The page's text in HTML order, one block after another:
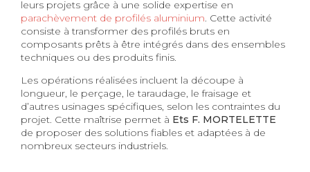
leurs projets grâce à une solide expertise en
parachèvement de profilés aluminium. Cette activité
consiste à transformer des profilés bruts en
composants prêts à être intégrés dans des ensembles
techniques ou des produits finis.
Les opérations réalisées incluent la découpe à
longueur, le perçage, le taraudage, le fraisage et
d’autres usinages spécifiques, selon les contraintes du
projet. Cette maîtrise permet à Ets F. MORTELETTE
de proposer des solutions fiables et adaptées à de
nombreux secteurs industriels.